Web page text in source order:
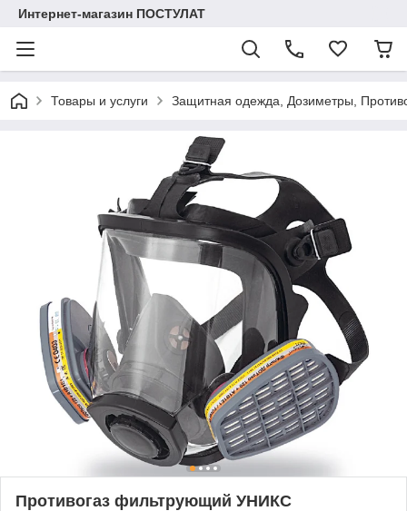
Интернет-магазин ПОСТУЛАТ
Товары и услуги Защитная одежда, Дозиметры,
Противогаз фильтрующий УНИКС